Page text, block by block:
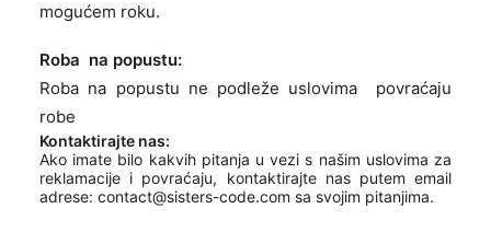
mogućem roku.
Roba na popustu:
Roba na popustu ne podleže uslovima povraćaju
robe
Kontaktirajte nas:
Ako imate bilo kakvih pitanja u vezi s našim uslovima za
reklamacije i povraćaju, kontaktirajte nas putem email
adrese: contact@sisters-code.com sa svojim pitanjima.